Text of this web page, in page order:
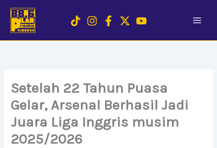
content
Setelah 22 Tahun Puasa
Gelar, Arsenal Berhasil Jadi
Juara Liga Inggris musim
2025/2026